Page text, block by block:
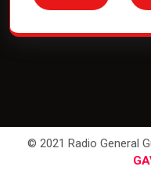
© 2021 Radio General